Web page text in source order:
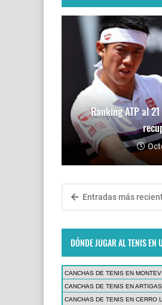
Ranking ATP al
Entradas más
DÓNDE JUGAR AL TENIS EN
CANCHAS DE TENIS EN
CANCHAS DE TENIS EN ARTIGAS
CANCHAS DE TENIS EN CERRO